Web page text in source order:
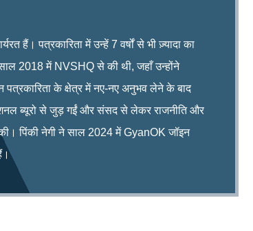
हैं। पत्रकारिता में उन्हें 7 वर्षों से भी ज़्यादा का
2018 में NVSHQ से की थी, जहाँ उन्होंने
के क्षेत्र में नए-नए अनुभव लेने के बाद
ब्यूरो से जुड़ गईं और संसद से लेकर राजनीति और
की। पिंकी नेगी ने साल 2024 में GyanOK जॉइन